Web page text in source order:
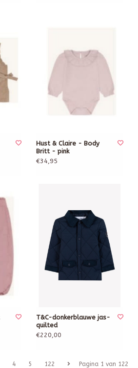
Hust & Claire - Body
Britt - pink
€34,95
T&C-donkerblauwe jas-
quilted
€220,00
Pagina 1 van 122
4 5 122